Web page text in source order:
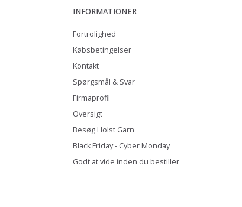
INFORMATIONER
Fortrolighed
Købsbetingelser
Kontakt
Spørgsmål & Svar
Firmaprofil
Oversigt
Besøg Holst Garn
Black Friday - Cyber Monday
Godt at vide inden du bestiller